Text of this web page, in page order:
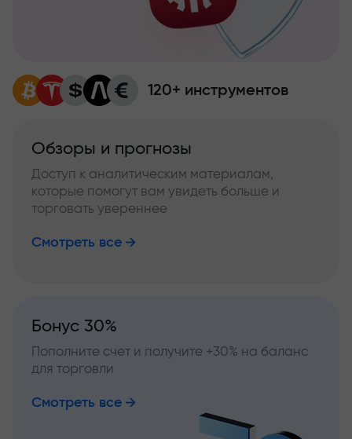
120+ инструментов
Обзоры и прогнозы
Доступ к аналитическим материалам,
которые помогут вам увидеть больше и
торговать увереннее
Смотреть все
Бонус 30%
Пополните счет и получите +30% на баланс
для торговли
Смотреть все